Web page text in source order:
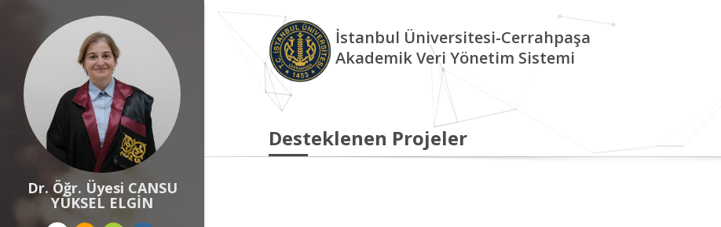
Dr. Öğr. Üyesi CANSU
YÜKSEL ELGİN
İstanbul Üniversitesi-Cerrahpaşa
Akademik Veri Yönetim Sistemi
Desteklenen Projeler